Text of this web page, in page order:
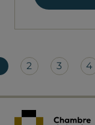
Page
2 Page
3 4